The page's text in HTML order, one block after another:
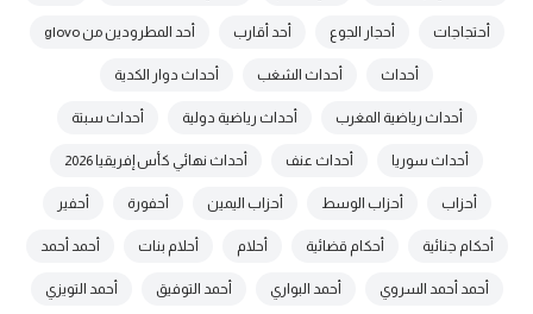
أحتجاجات أحجار الجوع أحد أقارب أحد المطرودين من glovo
أحداث أحداث الشغب أحداث دوار الكدية
أحداث رياضية المغرب أحداث رياضية دولية أحداث سبتة
أحداث سوريا أحداث عنف أحداث نهائي كأس إفريقيا 2026
أحزاب أحزاب الوسط أحزاب اليمين أحفورة أحفير
أحكام جنائية أحكام قضائية أحلام أحلام بنات أحمد أحمد
أحمد أحمد السروي أحمد البواري أحمد التوفيق أحمد التويزي